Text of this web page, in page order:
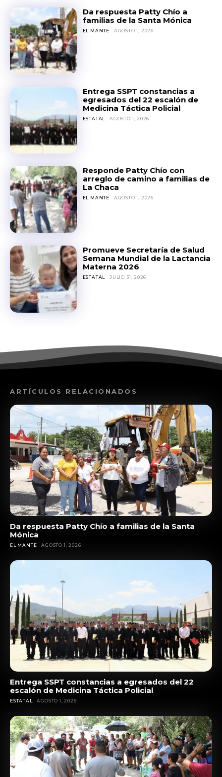
Da respuesta Patty Chío a
familias de la Santa Mónica
EL MANTE AGOSTO 1, 2026
Entrega SSPT constancias a
egresados del 22 escalón de
Medicina Táctica Policial
ESTATAL AGOSTO 1, 2026
Responde Patty Chío con
arreglo de camino a familias de
La Chaca
EL MANTE AGOSTO 1, 2026
Promueve Secretaría de Salud
Semana Mundial de la Lactancia
Materna 2026
ESTATAL JULIO 31, 2026
ARTÍCULOS RELACIONADOS
Da respuesta Patty Chío a familias de la Santa
Mónica
EL MANTE AGOSTO 1, 2026
Entrega SSPT constancias a egresados del 22
escalón de Medicina Táctica Policial
ESTATAL AGOSTO 1, 2026